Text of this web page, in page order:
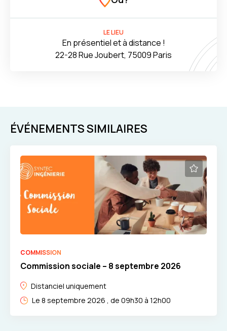
LE LIEU
En présentiel et à distance !
22-28 Rue Joubert, 75009 Paris
ÉVÉNEMENTS SIMILAIRES
COMMISSION
Commission sociale – 8 septembre 2026
Distanciel uniquement
Le 8 septembre 2026 , de 09h30 à 12h00